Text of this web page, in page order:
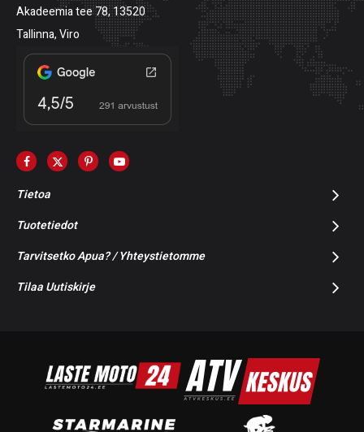
Akadeemia tee 78, 13520
Tallinna, Viro
Tietoa
Tuotetiedot
Tarvitsetko Apua? / Yhteystietomme
Tilaa Uutiskirje